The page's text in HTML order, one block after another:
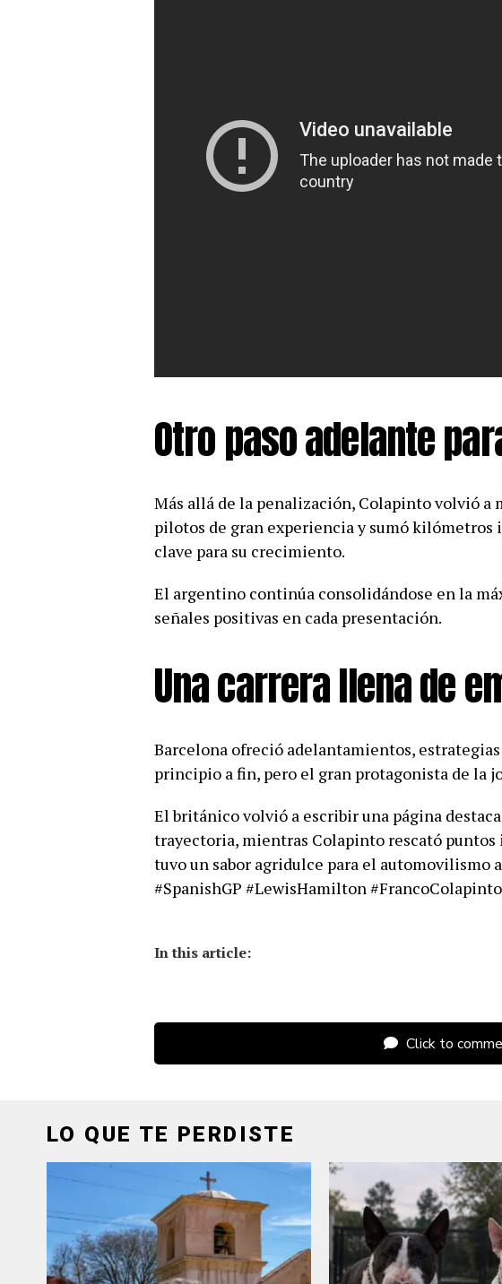
Otro paso adelante
Más allá de la penalización, Colapinto volvió
pilotos de gran experiencia y sumó kilómetros
clave para su crecimiento.
El argentino continúa consolidándose en la
señales positivas en cada presentación.
Una carrera llena de
Barcelona ofreció adelantamientos,
principio a fin, pero el gran protagonista de la
El británico volvió a escribir una página
trayectoria, mientras Colapinto rescató puntos
tuvo un sabor agridulce para el automovilismo
#SpanishGP #LewisHamilton
In this article:
Click to
LO QUE TE PERDISTE